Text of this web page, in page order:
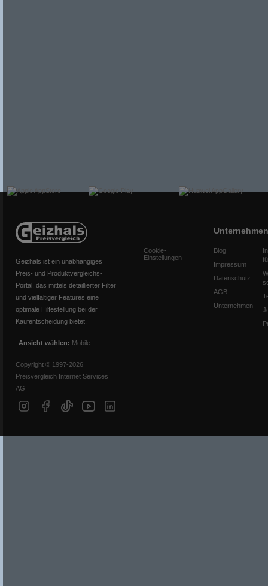
Geizhals ist ein unabhängiges
Preis- und Produktvergleichs-
Portal, das mittels detaillierter Filter
und vielfältiger Features eine
optimale Hilfestellung bei der
Kaufentscheidung bietet.
Ansicht wählen: Mobile
Copyright © 1997-2026
Preisvergleich Internet Services
AG
Cookie-
Einstellungen
Unternehmen
Blog
Impressum
Datenschutz
AGB
Unternehmen